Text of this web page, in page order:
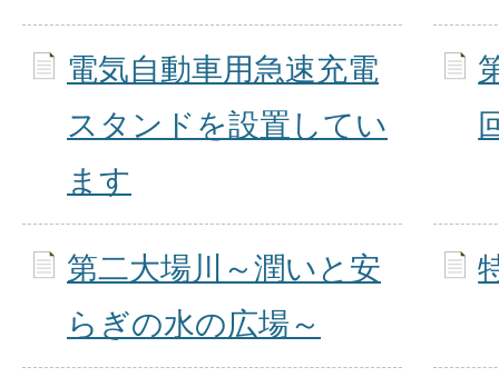
電気自動車用急速充電
スタンドを設置してい
ます
第二大場川～潤いと安
らぎの水の広場～